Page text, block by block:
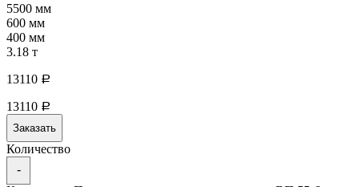
5500 мм
600 мм
400 мм
3.18 т
13110 Р
13110 Р
Заказать
Количество
-